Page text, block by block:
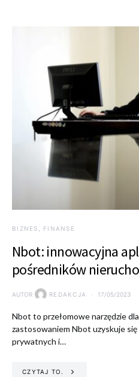
BIZNES, FINANSE
Nbot: innowacyjna
pośredników
AUTOR REDAKCJA 17/05/2023
Nbot to przełomowe narzędzie
zastosowaniem Nbot uzyskuje
prywatnych i…
CZYTAJ TO.